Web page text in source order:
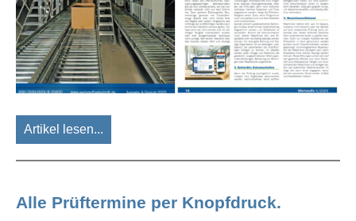
Artikel lesen...
Alle Prüftermine per Knopfdruck.